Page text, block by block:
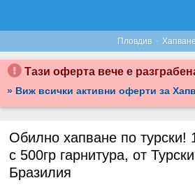
Пловдив · Хапване
Тази оферта вече е
» Виж всички активни оферти за
Обилно хапване по турски!
с 500гр гарнитура, от
Бразилия